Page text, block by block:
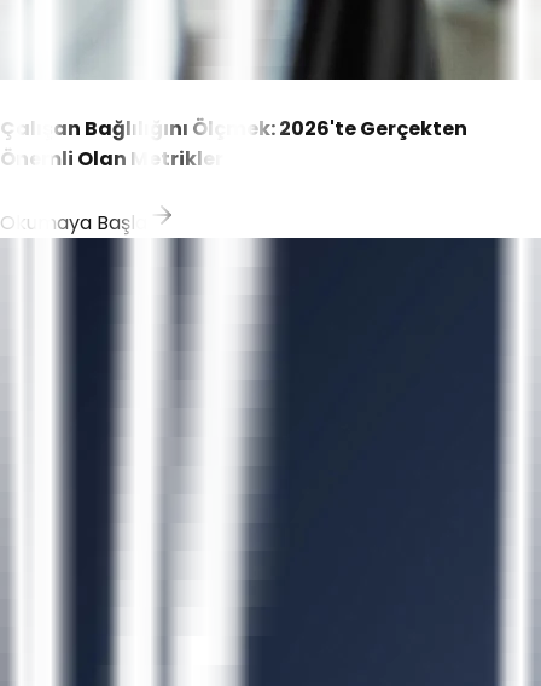
Çalışan Bağlılığını Ölçmek: 2026'te Gerçekten
Önemli Olan Metrikler
Okumaya Başla